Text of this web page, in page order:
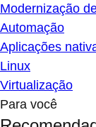
Modernização
Automação
Aplicações
Linux
Virtualização
Para você